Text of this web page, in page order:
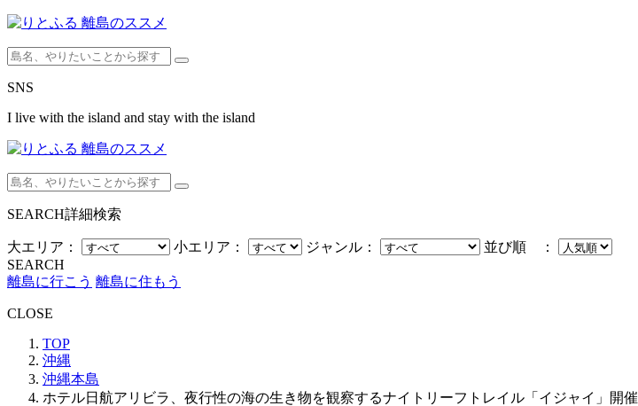
SNS
I live with the island and stay with the island
SEARCH詳細検索
大エリア： 小エリア： ジャンル：
並び順 ：
SEARCH
離島に行こう 離島に住もう
CLOSE
TOP
沖縄
沖縄本島
ホテル日航アリビラ、夜行性の海の生き物を観察するナイトリーフトレイル「イジャイ」開催